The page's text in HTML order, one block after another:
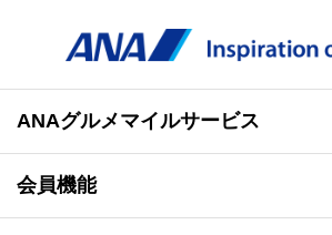
ANAグルメマイルサービス
会員機能